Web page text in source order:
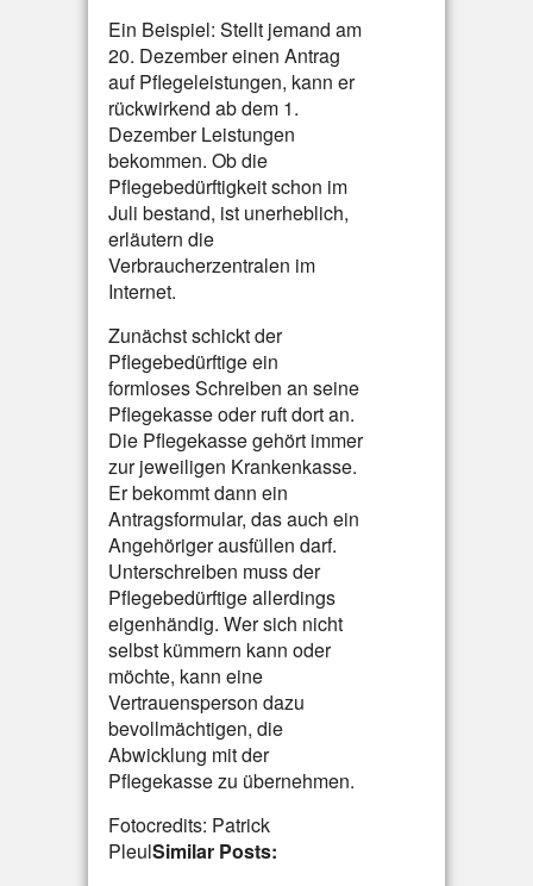
Ein Beispiel: Stellt jemand am
20. Dezember einen Antrag
auf Pflegeleistungen, kann er
rückwirkend ab dem 1.
Dezember Leistungen
bekommen. Ob die
Pflegebedürftigkeit schon im
Juli bestand, ist unerheblich,
erläutern die
Verbraucherzentralen im
Internet.
Zunächst schickt der
Pflegebedürftige ein
formloses Schreiben an seine
Pflegekasse oder ruft dort an.
Die Pflegekasse gehört immer
zur jeweiligen Krankenkasse.
Er bekommt dann ein
Antragsformular, das auch ein
Angehöriger ausfüllen darf.
Unterschreiben muss der
Pflegebedürftige allerdings
eigenhändig. Wer sich nicht
selbst kümmern kann oder
möchte, kann eine
Vertrauensperson dazu
bevollmächtigen, die
Abwicklung mit der
Pflegekasse zu übernehmen.
Fotocredits: Patrick
PleulSimilar Posts: